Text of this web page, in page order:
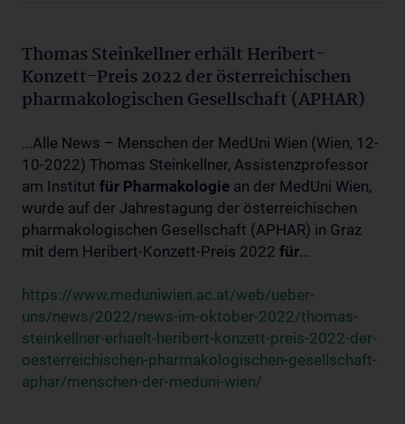
Thomas Steinkellner erhält Heribert-
Konzett-Preis 2022 der österreichischen
pharmakologischen Gesellschaft (APHAR)
...Alle News – Menschen der MedUni Wien (Wien, 12-
10-2022) Thomas Steinkellner, Assistenzprofessor
am Institut für Pharmakologie an der MedUni Wien,
wurde auf der Jahrestagung der österreichischen
pharmakologischen Gesellschaft (APHAR) in Graz
mit dem Heribert-Konzett-Preis 2022 für...
https://www.meduniwien.ac.at/web/ueber-
uns/news/2022/news-im-oktober-2022/thomas-
steinkellner-erhaelt-heribert-konzett-preis-2022-der-
oesterreichischen-pharmakologischen-gesellschaft-
aphar/menschen-der-meduni-wien/